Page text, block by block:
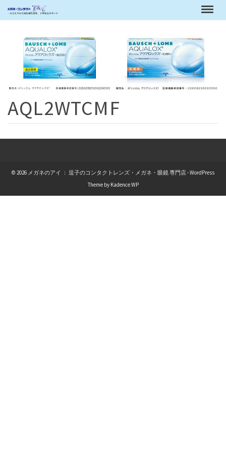
AQL2WTCMF
© 2026 メガネのアイ ： 逗子のコンタクトレンズ・メガネ・眼鏡 専門店 - WordPress
Theme by Kadence WP